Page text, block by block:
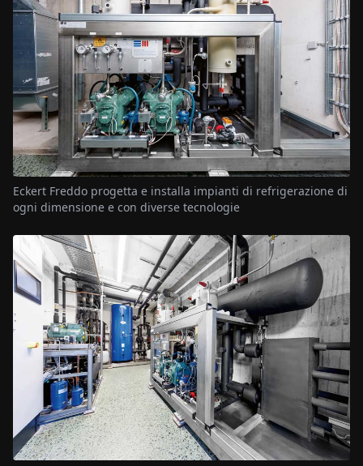
Eckert Freddo progetta e installa impianti di refrigerazione di
ogni dimensione e con diverse tecnologie